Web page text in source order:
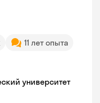
11 лет опыта
университет